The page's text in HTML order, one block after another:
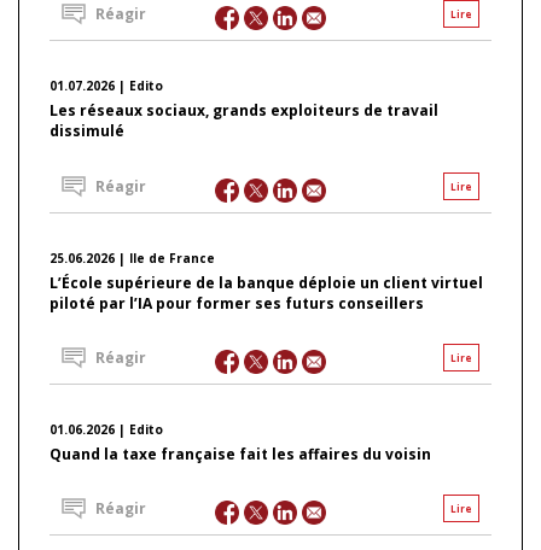
Lire
Réagir
01.07.2026 | Edito
Les réseaux sociaux, grands exploiteurs de travail
dissimulé
Lire
Réagir
25.06.2026 | Ile de France
L’École supérieure de la banque déploie un client virtuel
piloté par l’IA pour former ses futurs conseillers
Lire
Réagir
01.06.2026 | Edito
Quand la taxe française fait les affaires du voisin
Lire
Réagir